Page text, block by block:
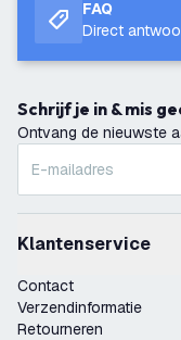
FAQ
Direct
Schrijf je in & mis
Ontvang de nieuwste
Klantenservice
Contact
Verzendinformatie
Retourneren